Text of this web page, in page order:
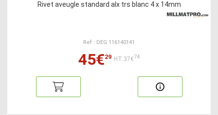
Rivet aveugle standard alx trs blanc 4 x 14mm
Ref : DEG 116140141
45€29 HT:37€74